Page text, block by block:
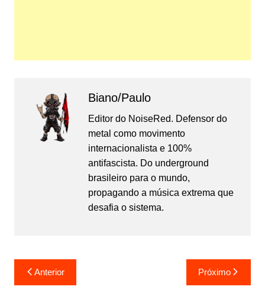
Biano/Paulo
Editor do NoiseRed. Defensor do
metal como movimento
internacionalista e 100%
antifascista. Do underground
brasileiro para o mundo,
propagando a música extrema que
desafia o sistema.
Navegação
de
Anterior Próximo